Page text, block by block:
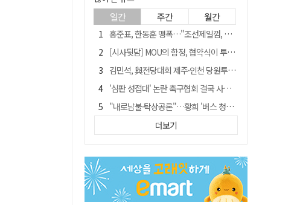
일간 주간 월간
홍준표, 한동훈 맹폭…"조선제일껌, 권력에 살고 권력에 죽었다"
[시사뒷담] MOU의 함정, 협약식이 투자 확정은 아니긴 해
김민석, 與전당대회 제주·인천 당원투표서 승리…누적 득표는 '초박빙'
'심판 성접대' 논란 축구협회 결국 사과…"깊이 반성, 쇄신하겠다"
"내로남불·탁상공론"…황희 '버스 청년주택' 제안에 與 내부서도 쓴소리
"경로당 통장에 비밀번호가 적혀 있다"…전국 돌며 경로당 13곳 턴 30대 구속
예안향교 대성전, '국가지정 보물로 지정'
휠체어 환자 발로 밀어 숨지게 한 70대 간병인…2심도 집행유예
박권현 청도군수, 국무총리에 "청도 물 공급 최대 3만t 늘려달라"
더보기